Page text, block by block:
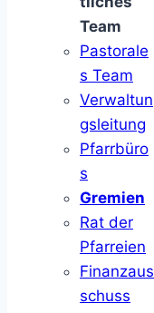
Team
Pastorale
s Team
Verwaltun
gsleitung
Pfarrbüro
s
Gremien
Rat der
Pfarreien
Finanzaus
schuss